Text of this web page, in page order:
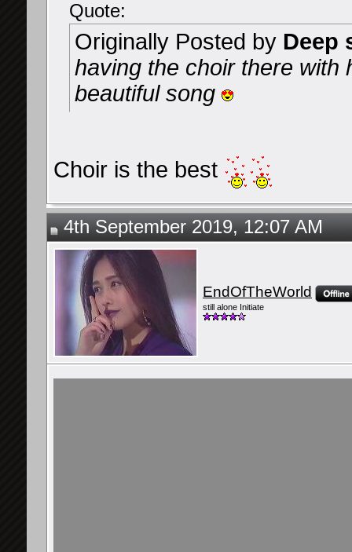
Quote:
Originally Posted by Deep
having the choir there with
beautiful song
Choir is the best
4th September 2019, 12:07 AM
EndOfTheWorld
still alone Initiate